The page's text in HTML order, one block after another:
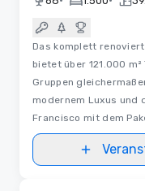
Das komplett
bietet über 121.000
Gruppen
modernem Luxus und
Francisco mit dem